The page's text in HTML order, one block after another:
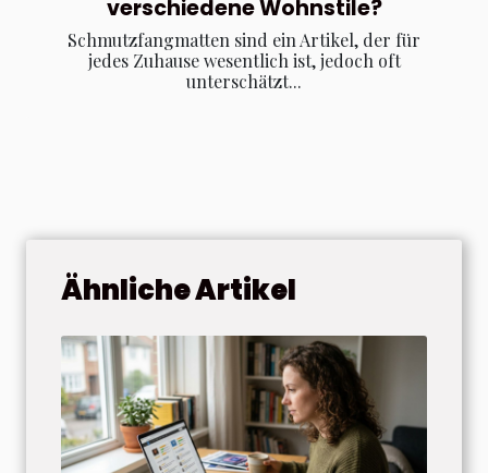
verschiedene Wohnstile?
Schmutzfangmatten sind ein Artikel, der für
jedes Zuhause wesentlich ist, jedoch oft
unterschätzt...
Ähnliche Artikel